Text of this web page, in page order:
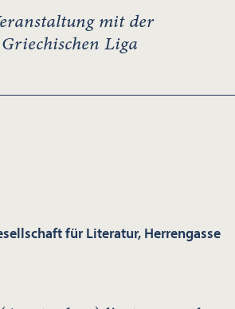
mit der
Liga
für Literatur, Herrengasse